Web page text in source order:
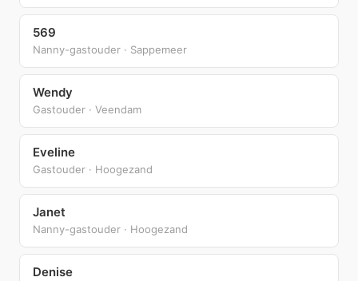
569
Nanny-gastouder · Sappemeer
Wendy
Gastouder · Veendam
Eveline
Gastouder · Hoogezand
Janet
Nanny-gastouder · Hoogezand
Denise